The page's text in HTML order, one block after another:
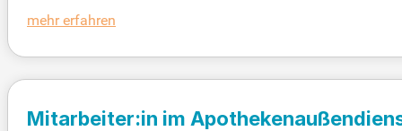
ht von Vorsorgeuntersuchungen bis zu langfristiger
mehr erfahren
Mitarbeiter:in im